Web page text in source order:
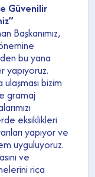
Güvenilir
Başkanımız,
bu yana
yapıyoruz.
ulaşması bizim
gramaj
eksiklikleri
yapıyor ve
uyguluyoruz.
ve
rica